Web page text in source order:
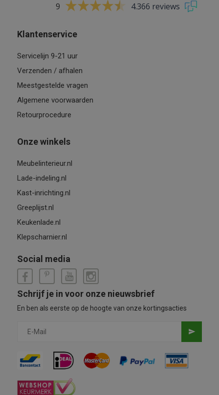
9 4.366 reviews
Klantenservice
Servicelijn 9-21 uur
Verzenden / afhalen
Meestgestelde vragen
Algemene voorwaarden
Retourprocedure
Onze winkels
Meubelinterieur.nl
Lade-indeling.nl
Kast-inrichting.nl
Greeplijst.nl
Keukenlade.nl
Klepscharnier.nl
Social media
Schrijf je in voor onze nieuwsbrief
En ben als eerste op de hoogte van onze kortingsacties
send